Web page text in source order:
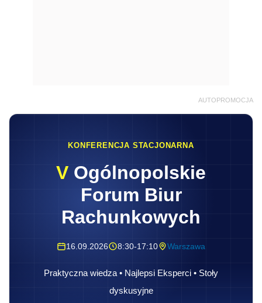
AUTOPROMOCJA
KONFERENCJA STACJONARNA
V Ogólnopolskie
Forum Biur
Rachunkowych
16.09.2026 8:30-17:10 Warszawa
Praktyczna wiedza • Najlepsi Eksperci • Stoły
dyskusyjne